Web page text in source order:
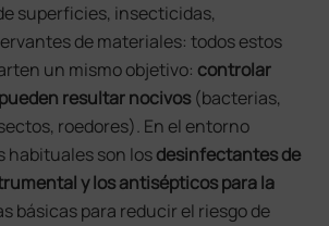
superficies, insecticidas,
de materiales: todos estos
un mismo objetivo: controlar
resultar nocivos (bacterias,
roedores). En el entorno
habituales son losdesinfectantes de
y los antisépticos para la
básicas para reducir el riesgo de